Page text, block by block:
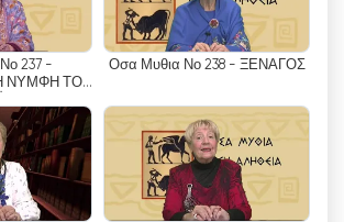
无论是追赶最新的新闻头条、欣赏最喜
还是收看体育赛事直播，直播流功能都
电视台的观众提供无缝的观看体验。
台直播流功能的可访问性也有助于在传
之外接触到更广泛的受众。无法收看
星电视的观众仍可通过在线平台欣赏频
容性极大地扩大了频道的影响力和知
电视台能够与那些可能无法收看
237 -
ΝΥΜΦΗ ΤΟΥ
Οσα Μυθια Νο 238 - ΞΕΝΑΓΟΣ